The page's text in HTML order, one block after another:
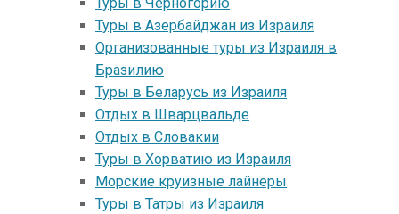
Туры в Азербайджан из Израиля
Организованные туры из Израиля в
Бразилию
Туры в Беларусь из Израиля
Отдых в Шварцвальде
Отдых в Словакии
Туры в Хорватию из Израиля
Морские круизные лайнеры
Туры в Татры из Израиля